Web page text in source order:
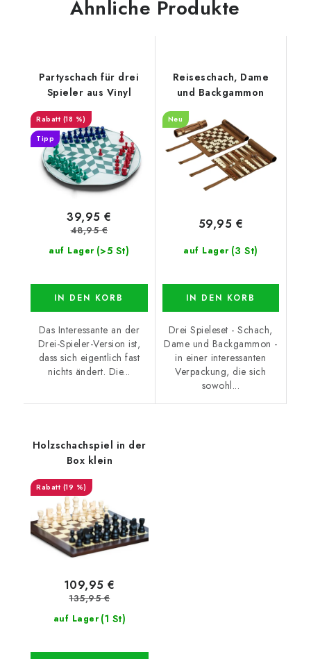
Ähnliche Produkte
Partyschach für drei
Spieler aus Vinyl
(18 %)
Tipp
auf Lager (>5 St)
39,95 €
48,95 €
IN DEN KORB
Das Interessante an der
Drei-Spieler-Version ist,
dass sich eigentlich fast
nichts ändert. Die...
Reiseschach, Dame
und Backgammon
Neu
auf Lager (3 St)
59,95 €
IN DEN KORB
Drei Spieleset - Schach,
Dame und Backgammon -
in einer interessanten
Verpackung, die sich
sowohl...
Holzschachspiel in der
Box klein
(19 %)
auf Lager (1 St)
109,95 €
135,95 €